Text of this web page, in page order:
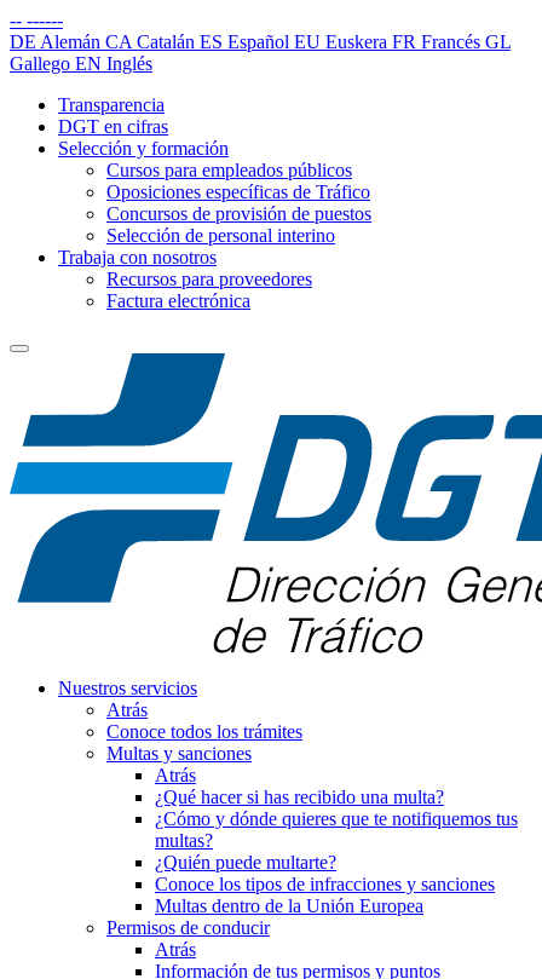
-- ------
DE Alemán CA Catalán ES Español EU Euskera FR Francés GL
Gallego EN Inglés
Transparencia
DGT en cifras
Selección y formación
Cursos para empleados públicos
Oposiciones específicas de Tráfico
Concursos de provisión de puestos
Selección de personal interino
Trabaja con nosotros
Recursos para proveedores
Factura electrónica
Nuestros servicios
Atrás
Conoce todos los trámites
Multas y sanciones
Atrás
¿Qué hacer si has recibido una multa?
¿Cómo y dónde quieres que te notifiquemos tus
multas?
¿Quién puede multarte?
Conoce los tipos de infracciones y sanciones
Multas dentro de la Unión Europea
Permisos de conducir
Atrás
Información de tus permisos y puntos